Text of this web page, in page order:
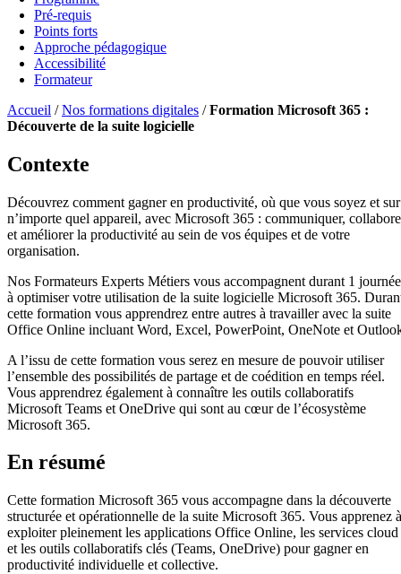
Pré-requis
Points forts
Approche pédagogique
Accessibilité
Formateur
Accueil /Nos formations digitales /Formation Microsoft 365 :
Découverte de la suite logicielle
Contexte
Découvrez comment gagner en productivité, où que vous soyez et sur
n’importe quel appareil, avec Microsoft 365 : communiquer,
et améliorer la productivité au sein de vos équipes et de votre
organisation.
Nos Formateurs Experts Métiers vous accompagnent durant 1 journée
à optimiser votre utilisation de la suite logicielle Microsoft 365.
cette formation vous apprendrez entre autres à travailler avec la suite
Office Online incluant Word, Excel, PowerPoint, OneNote et
A l’issu de cette formation vous serez en mesure de pouvoir utiliser
l’ensemble des possibilités de partage et de coédition en temps réel.
Vous apprendrez également à connaître les outils collaboratifs
Microsoft Teams et OneDrive qui sont au cœur de l’écosystème
Microsoft 365.
En résumé
Cette formation Microsoft 365 vous accompagne dans la découverte
structurée et opérationnelle de la suite Microsoft 365. Vous apprenez à
exploiter pleinement les applications Office Online, les services cloud
et les outils collaboratifs clés (Teams, OneDrive) pour gagner en
productivité individuelle et collective.